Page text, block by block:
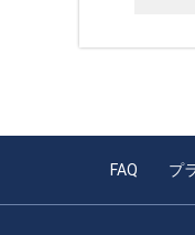
FAQ プ